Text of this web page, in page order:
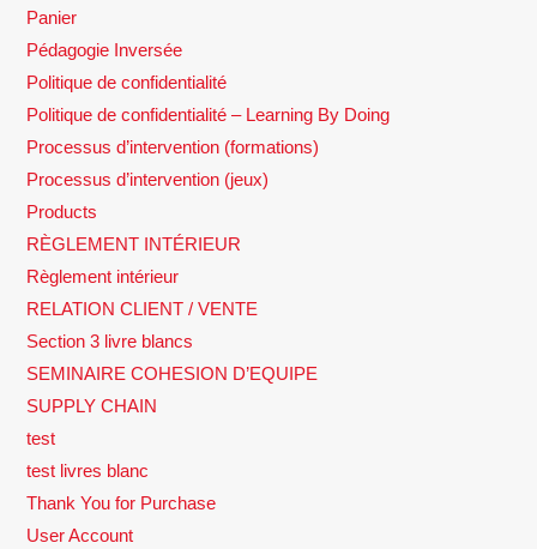
Panier
Pédagogie Inversée
Politique de confidentialité
Politique de confidentialité – Learning By Doing
Processus d’intervention (formations)
Processus d’intervention (jeux)
Products
RÈGLEMENT INTÉRIEUR
Règlement intérieur
RELATION CLIENT / VENTE
Section 3 livre blancs
SEMINAIRE COHESION D’EQUIPE
SUPPLY CHAIN
test
test livres blanc
Thank You for Purchase
User Account